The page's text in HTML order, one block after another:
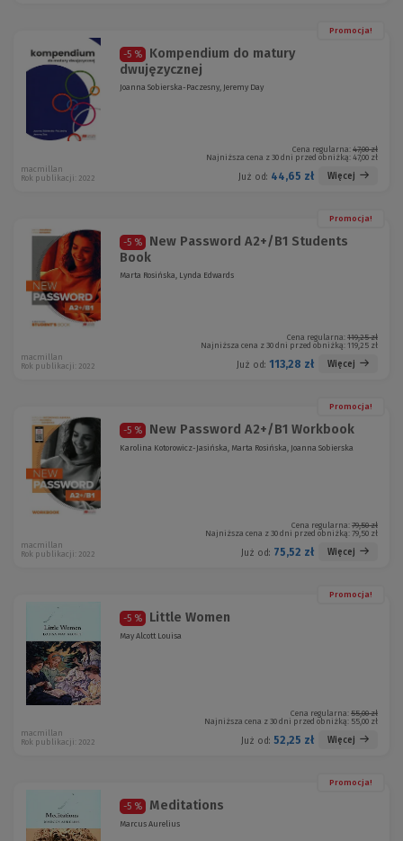
Promocja!
-5 %
Kompendium do matury
dwujęzycznej
Joanna Sobierska-Paczesny, Jeremy Day
Cena regularna: 47,00 zł
Najniższa cena z 30 dni przed obniżką: 47,00 zł
Już od: 44,65 zł Więcej
macmillan
Rok publikacji: 2022
Promocja!
-5 %
New Password A2+/B1 Students
Book
Marta Rosińska, Lynda Edwards
Cena regularna: 119,25 zł
Najniższa cena z 30 dni przed obniżką: 119,25 zł
Już od: 113,28 zł Więcej
macmillan
Rok publikacji: 2022
Promocja!
-5 % New Password A2+/B1 Workbook
Karolina Kotorowicz-Jasińska, Marta Rosińska, Joanna Sobierska
Cena regularna: 79,50 zł
Najniższa cena z 30 dni przed obniżką: 79,50 zł
Już od: 75,52 zł Więcej
macmillan
Rok publikacji: 2022
Promocja!
-5 % Little Women
May Alcott Louisa
Cena regularna: 55,00 zł
Najniższa cena z 30 dni przed obniżką: 55,00 zł
Już od: 52,25 zł Więcej
macmillan
Rok publikacji: 2022
Promocja!
-5 % Meditations
Marcus Aurelius